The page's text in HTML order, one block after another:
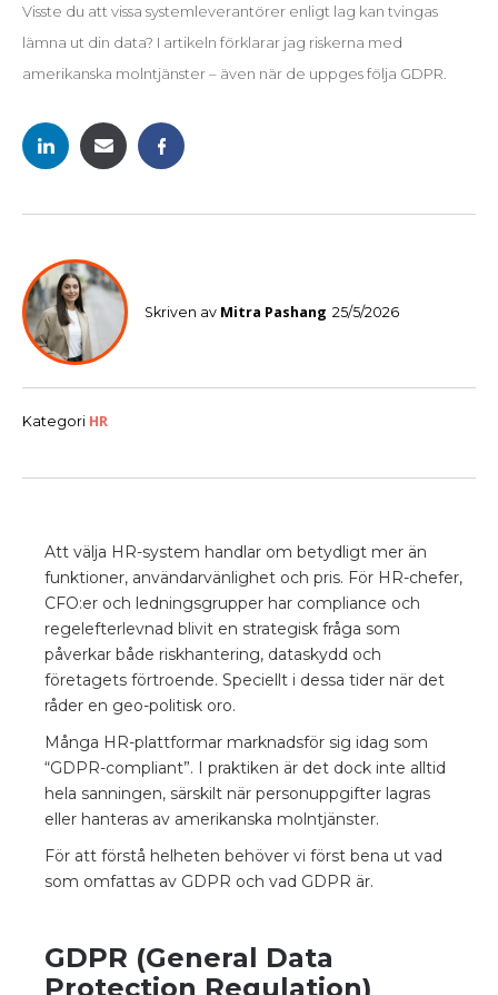
Visste du att vissa systemleverantörer enligt lag kan tvingas
lämna ut din data? I artikeln förklarar jag riskerna med
amerikanska molntjänster – även när de uppges följa GDPR.
Skriven av Mitra Pashang 25/5/2026
Kategori HR
Att välja HR-system handlar om betydligt mer än
funktioner, användarvänlighet och pris. För HR-chefer,
CFO:er och ledningsgrupper har compliance och
regelefterlevnad blivit en strategisk fråga som
påverkar både riskhantering, dataskydd och
företagets förtroende. Speciellt i dessa tider när det
råder en geo-politisk oro.
Många HR-plattformar marknadsför sig idag som
“GDPR-compliant”. I praktiken är det dock inte alltid
hela sanningen, särskilt när personuppgifter lagras
eller hanteras av amerikanska molntjänster.
För att förstå helheten behöver vi först bena ut vad
som omfattas av GDPR och vad GDPR är.
GDPR (General Data
Protection Regulation)